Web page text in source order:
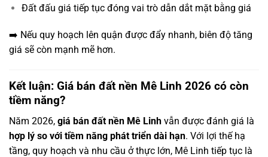
Đất đấu giá tiếp tục đóng vai trò dẫn dắt mặt bằng giá
➡️ Nếu quy hoạch lên quận được đẩy nhanh, biên độ tăng
giá sẽ còn mạnh mẽ hơn.
Kết luận: Giá bán đất nền Mê Linh 2026 có còn
tiềm năng?
Năm 2026, giá bán đất nền Mê Linh vẫn được đánh giá là
hợp lý so với tiềm năng phát triển dài hạn. Với lợi thế hạ
tầng, quy hoạch và nhu cầu ở thực lớn, Mê Linh tiếp tục là